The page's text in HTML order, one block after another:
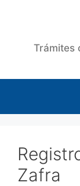
Trámites
Zafra